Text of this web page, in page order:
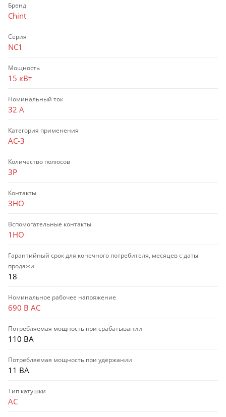
Бренд
Chint
Серия
NC1
Мощность
15 кВт
Номинальный ток
32 А
Категория применения
AC-3
Количество полюсов
3P
Контакты
3НО
Вспомогательные контакты
1НО
Гарантийный срок для конечного потребителя, месяцев с даты
продажи
18
Номинальное рабочее напряжение
690 В AC
Потребляемая мощность при срабатывании
110 ВА
Потребляемая мощность при удержании
11 ВА
Тип катушки
AC